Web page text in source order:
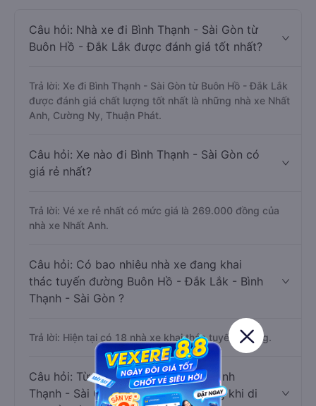
Câu hỏi: Nhà xe đi Bình Thạnh - Sài Gòn từ
Buôn Hồ - Đắk Lắk được đánh giá tốt nhất?
Trả lời: Xe đi Bình Thạnh - Sài Gòn từ Buôn Hồ - Đắk Lắk
được đánh giá chất lượng tốt nhất là những nhà xe Nhất
Anh, Cường Ny, Thuận Phát.
Câu hỏi: Xe nào đi Bình Thạnh - Sài Gòn có
giá rẻ nhất?
Trả lời: Vé xe rẻ nhất có mức giá là 269.000 đồng của
nhà xe Nhất Anh.
Câu hỏi: Có bao nhiêu nhà xe đang khai
thác tuyến đường Buôn Hồ - Đắk Lắk - Bình
Thạnh - Sài Gòn ?
Trả lời: Hiện tại có 18 nhà xe khai thác tuyến đường.
Câu hỏi: Từ Buôn Hồ - Đắk Lắk đi Bình
Thạnh - Sài Gòn mất bao nhiêu tiếng khi di